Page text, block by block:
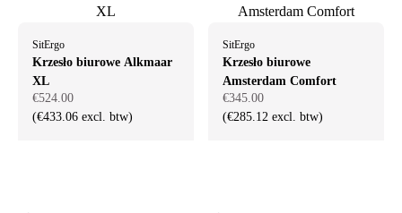
SitErgo
Krzesło biurowe Alkmaar
XL
€524.00
(€433.06 excl. btw)
SitErgo
Krzesło biurowe
Amsterdam Comfort
€345.00
(€285.12 excl. btw)